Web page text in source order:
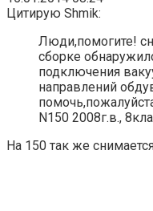
Цитирую Shmik:
Люди,помогите!
сборке
подключения
направлений
N150 2008г.в.,
На 150 так же